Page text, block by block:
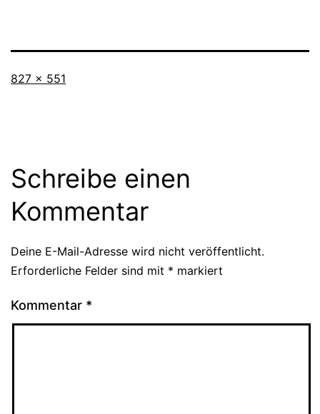
Vollständige
827 × 551
Schreibe einen
Kommentar
Deine E-Mail-Adresse wird nicht veröffentlicht.
Erforderliche Felder sind mit * markiert
Kommentar *